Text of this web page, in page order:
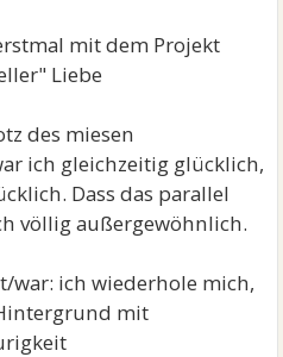
mit dem Projekt
Liebe
des miesen
ich gleichzeitig glücklich,
Dass das parallel
völlig außergewöhnlich.
war: ich wiederhole mich,
mit